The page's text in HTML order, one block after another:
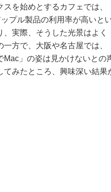
を始めとするカフェでは、
プル製品の利用率が高いと
、実際、そうした光景はよく
方で、大阪や名古屋では、
Mac」の姿は見かけないとの
みたところ、興味深い結果